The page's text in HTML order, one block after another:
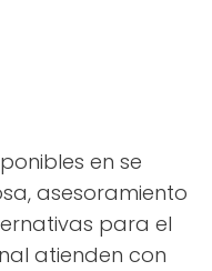
en se
asesoramiento
para el
atienden con